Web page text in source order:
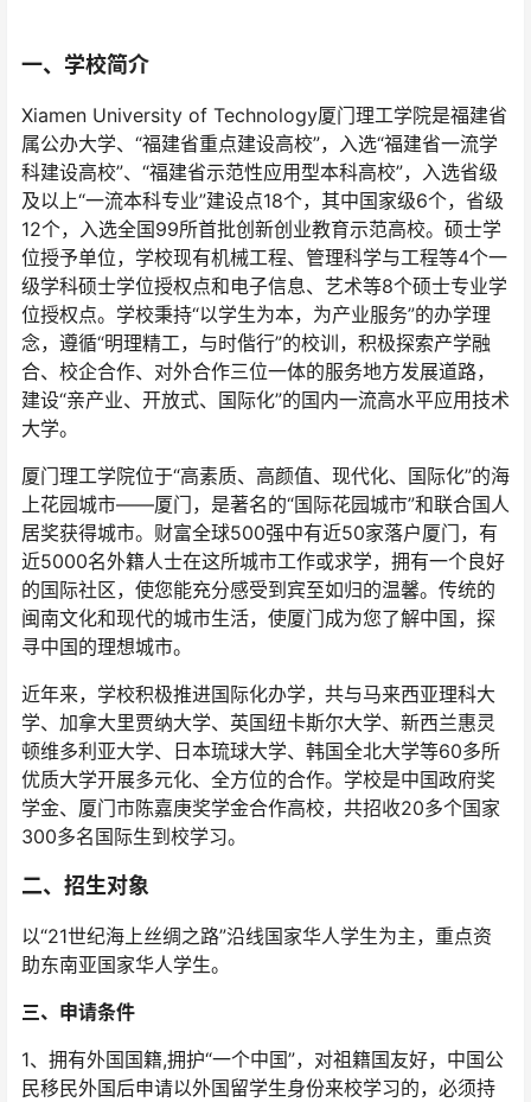
一、学校简介
Xiamen University of Technology厦门理工学院是福建省
属公办大学、“福建省重点建设高校”，入选“福建省一流学
科建设高校”、“福建省示范性应用型本科高校”，入选省级
及以上“一流本科专业”建设点18个，其中国家级6个，省级
12个，入选全国99所首批创新创业教育示范高校。硕士学
位授予单位，学校现有机械工程、管理科学与工程等4个一
级学科硕士学位授权点和电子信息、艺术等8个硕士专业学
位授权点。学校秉持“以学生为本，为产业服务”的办学理
念，遵循“明理精工，与时偕行”的校训，积极探索产学融
合、校企合作、对外合作三位一体的服务地方发展道路，
建设“亲产业、开放式、国际化”的国内一流高水平应用技术
大学。
厦门理工学院位于“高素质、高颜值、现代化、国际化”的海
上花园城市——厦门，是著名的“国际花园城市”和联合国人
居奖获得城市。财富全球500强中有近50家落户厦门，有
近5000名外籍人士在这所城市工作或求学，拥有一个良好
的国际社区，使您能充分感受到宾至如归的温馨。传统的
闽南文化和现代的城市生活，使厦门成为您了解中国，探
寻中国的理想城市。
近年来，学校积极推进国际化办学，共与马来西亚理科大
学、加拿大里贾纳大学、英国纽卡斯尔大学、新西兰惠灵
顿维多利亚大学、日本琉球大学、韩国全北大学等60多所
优质大学开展多元化、全方位的合作。学校是中国政府奖
学金、厦门市陈嘉庚奖学金合作高校，共招收20多个国家
300多名国际生到校学习。
二、招生对象
以“21世纪海上丝绸之路”沿线国家华人学生为主，重点资
助东南亚国家华人学生。
三、申请条件
1、拥有外国国籍,拥护“一个中国”，对祖籍国友好，中国公
民移民外国后申请以外国留学生身份来校学习的，必须持